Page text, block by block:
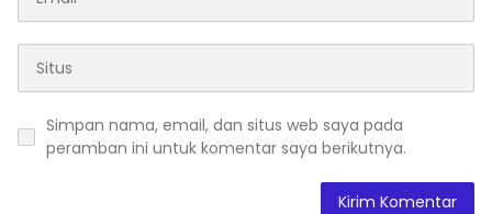
Simpan nama, email, dan situs web saya pada
peramban ini untuk komentar saya berikutnya.